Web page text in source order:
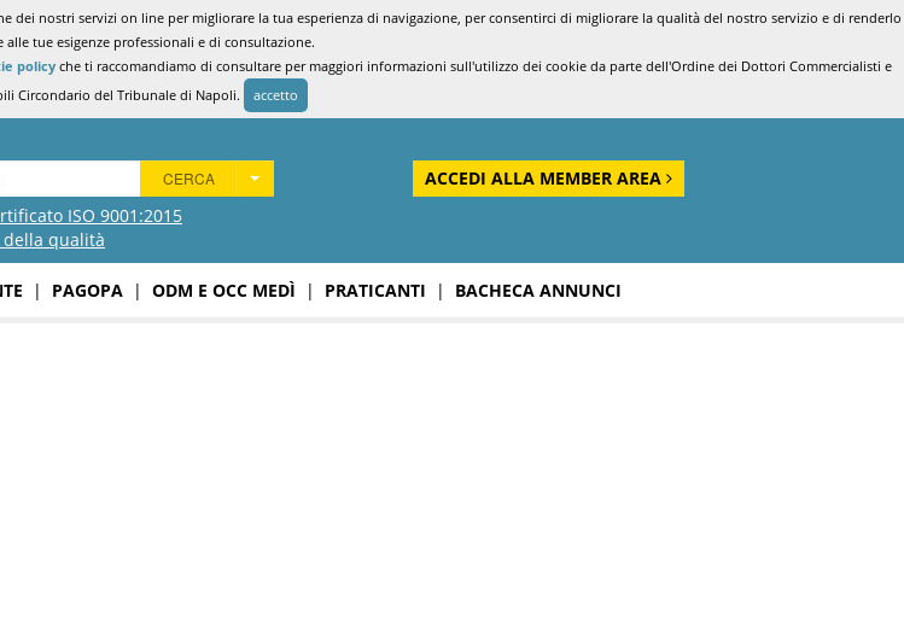
nostri servizi on line per migliorare la tua esperienza di navigazione, per consentirci di migliorare la qualità del nostro servizio e di renderlo
tue esigenze professionali e di consultazione.
policy che ti raccomandiamo di consultare per maggiori informazioni sull'utilizzo dei cookie da parte dell'Ordine dei Dottori Commercialisti e
Circondario del Tribunale di Napoli.
accetto
ISO 9001:2015
della qualità
CERCA ACCEDI ALLA MEMBER AREA
| PAGOPA | ODM E OCC MEDÌ | PRATICANTI | BACHECA ANNUNCI